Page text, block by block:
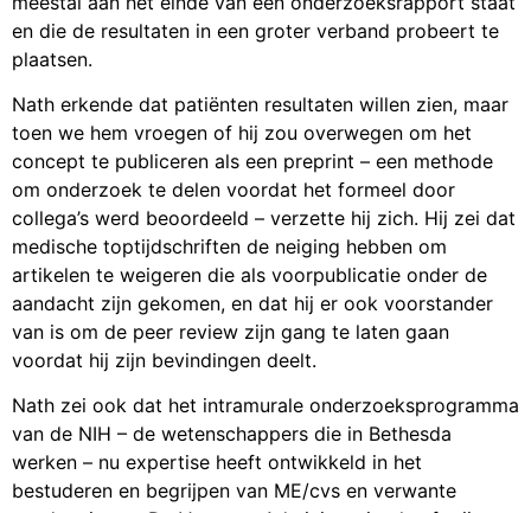
en die de resultaten in een groter verband probeert te
plaatsen.
Nath erkende dat patiënten resultaten willen zien, maar
toen we hem vroegen of hij zou overwegen om het
concept te publiceren als een preprint – een methode
om onderzoek te delen voordat het formeel door
collega’s werd beoordeeld – verzette hij zich. Hij zei dat
medische toptijdschriften de neiging hebben om
artikelen te weigeren die als voorpublicatie onder de
aandacht zijn gekomen, en dat hij er ook voorstander
van is om de peer review zijn gang te laten gaan
voordat hij zijn bevindingen deelt.
Nath zei ook dat het intramurale onderzoeksprogramma
van de NIH – de wetenschappers die in Bethesda
werken – nu expertise heeft ontwikkeld in het
bestuderen en begrijpen van ME/cvs en verwante